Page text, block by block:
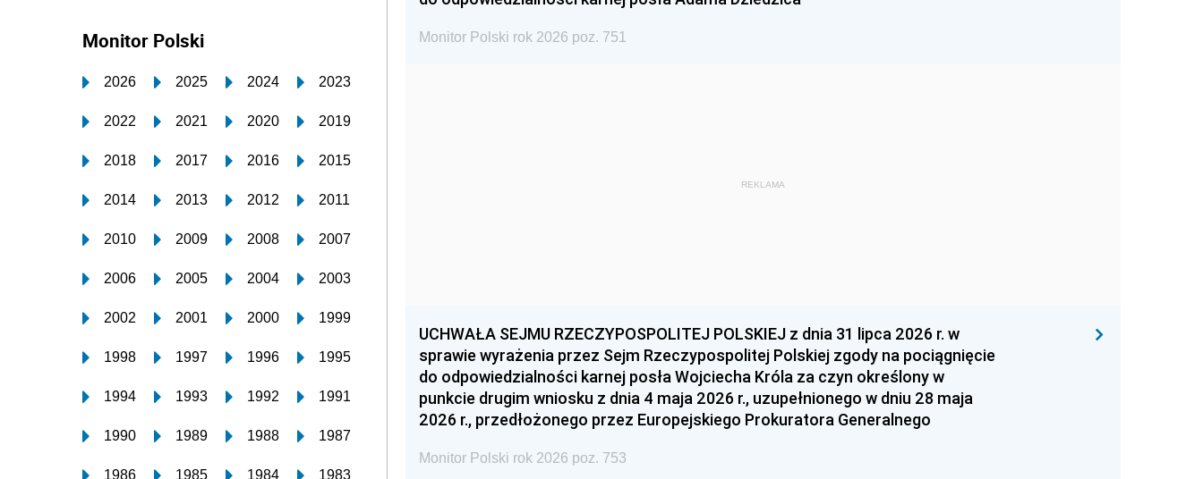
Monitor Polski
2026 2025 2024 2023
2022 2021 2020 2019
2018 2017 2016 2015
2014 2013 2012 2011
2010 2009 2008 2007
2006 2005 2004 2003
2002 2001 2000 1999
1998 1997 1996 1995
1994 1993 1992 1991
1990 1989 1988 1987
1986 1985 1984 1983
Monitor Polski rok 2026 poz. 751
REKLAMA
UCHWAŁA SEJMU RZECZYPOSPOLITEJ POLSKIEJ z dnia 31 lipca 2026 r. w
sprawie wyrażenia przez Sejm Rzeczypospolitej Polskiej zgody na pociągnięcie
do odpowiedzialności karnej posła Wojciecha Króla za czyn określony w
punkcie drugim wniosku z dnia 4 maja 2026 r., uzupełnionego w dniu 28 maja
2026 r., przedłożonego przez Europejskiego Prokuratora Generalnego
Monitor Polski rok 2026 poz. 753